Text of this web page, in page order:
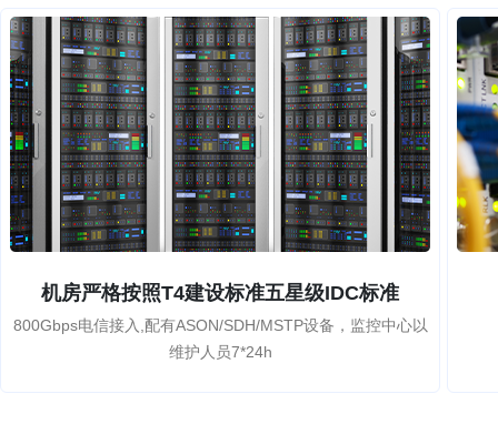
机房严格按照T4建设标准五星级IDC标准
800Gbps电信接入,配有ASON/SDH/MSTP设备，监控中心以
维护人员7*24h